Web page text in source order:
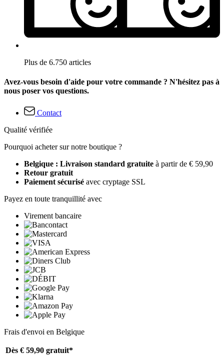
Plus de 6.750 articles
Avez-vous besoin d'aide pour votre commande ? N'hésitez pas à
nous poser vos questions.
Contact
Qualité vérifiée
Pourquoi acheter sur notre boutique ?
Belgique : Livraison standard gratuite à partir de € 59,90
Retour gratuit
Paiement sécurisé avec cryptage SSL
Payez en toute tranquillité avec
Virement bancaire
Frais d'envoi en Belgique
Dès € 59,90 gratuit*